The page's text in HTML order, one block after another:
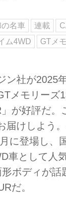
の名車 連載
ム4WD GTメ
ン社が2025
メモリーズ
が好評だ。
届けしよう
に登場し、
車として人
ボディが話
だ。